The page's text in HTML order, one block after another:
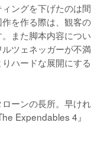
ングを下げたのは間
を作る際は、観客の
また脚本内容につい
ツェネッガーが不満
ハードな展開にする
ーンの長所。早けれ
Expendables 4』